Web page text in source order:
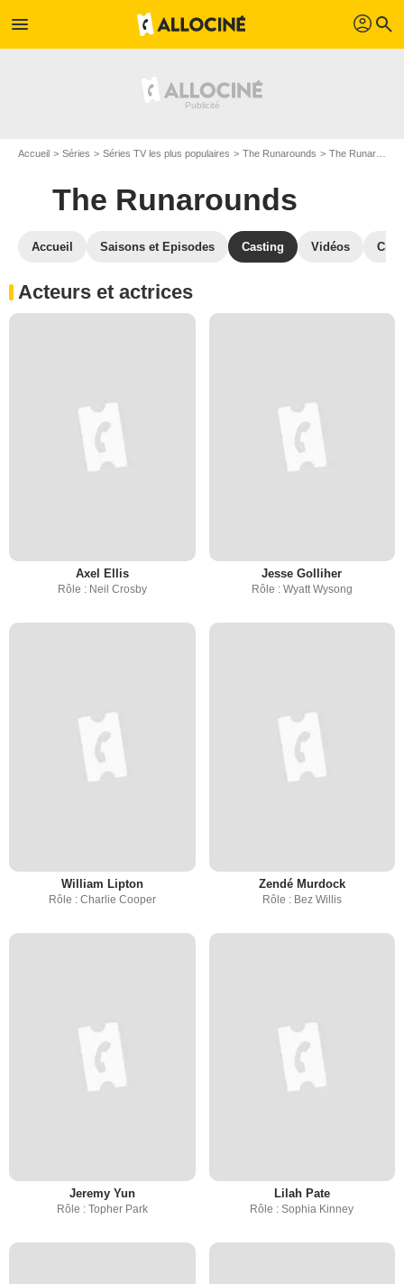
menu profil search
Accueil Séries Séries TV les plus populaires The Runarounds The Runarounds S01
The Runarounds
Accueil Saisons et Episodes Casting Vidéos
Acteurs et actrices
Axel Ellis
Rôle : Neil Crosby
Jesse Golliher
Rôle : Wyatt Wysong
William Lipton
Rôle : Charlie Cooper
Zendé Murdock
Rôle : Bez Willis
Jeremy Yun
Rôle : Topher Park
Lilah Pate
Rôle : Sophia Kinney